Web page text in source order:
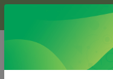
(Po-Pá, 8-16 hod.)